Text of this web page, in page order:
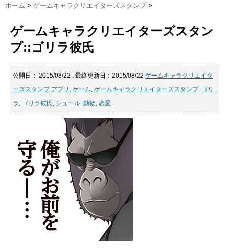
ホーム > ゲームキャラクリエイターズスタンプ >
ゲームキャラクリエイターズスタン
プ::ゴリラ彼氏
公開日： 2015/08/22 : 最終更新日：2015/08/22 ゲームキャラクリエイタ
ーズスタンプ アプリ , ゲーム, ゲームキャラクリエイターズスタンプ, ゴリ
ラ , ゴリラ彼氏, シュール, 動物, 恋愛